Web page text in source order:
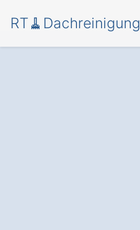
RT🧹Dachreinigung